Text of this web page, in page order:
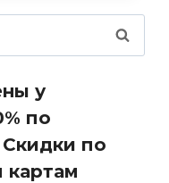
у
по
по
картам